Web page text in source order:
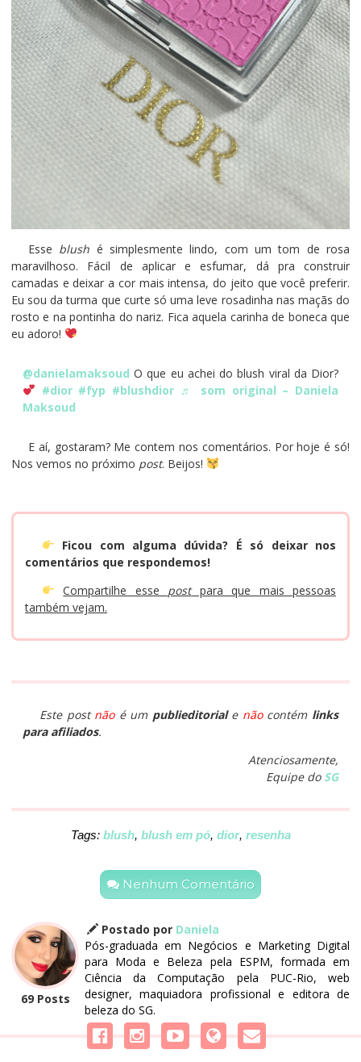
Esse blush é simplesmente lindo, com um tom de rosa
maravilhoso. Fácil de aplicar e esfumar, dá pra construir
camadas e deixar a cor mais intensa, do jeito que você preferir.
Eu sou da turma que curte só uma leve rosadinha nas maçãs do
rosto e na pontinha do nariz. Fica aquela carinha de boneca que
eu adoro!
@danielamaksoud O que eu achei do blush viral da Dior?
#dior #fyp #blushdior ♬ som original – Daniela
Maksoud
E aí, gostaram? Me contem nos comentários. Por hoje é só!
Nos vemos no próximo post. Beijos!
Ficou com alguma dúvida? É só deixar nos
comentários que respondemos!
Compartilhe esse postpara que mais pessoas
também vejam.
Este post nãoé um publieditoriale nãocontém links
para afiliados.
Atenciosamente,
Equipe do SG
Tags: blush, blush em pó, dior, resenha
Nenhum Comentário
69 Posts
Postado por Daniela
Pós-graduada em Negócios e Marketing Digital
para Moda e Beleza pela ESPM, formada em
Ciência da Computação pela PUC-Rio, web
designer, maquiadora profissional e editora de
beleza do SG.